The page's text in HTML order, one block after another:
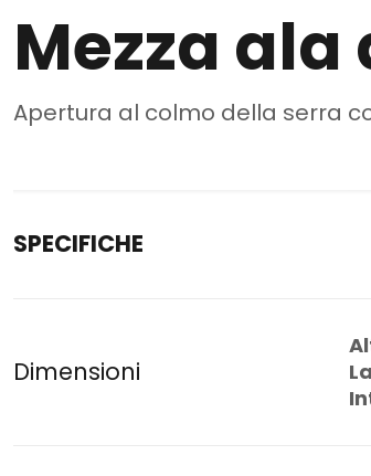
Mezza
Apertura al colmo della serra
SPECIFICHE
Dimensioni